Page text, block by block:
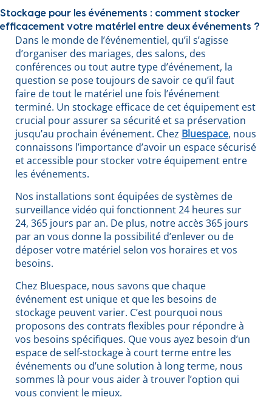
Stockage pour les événements : comment stocker
efficacement votre matériel entre deux événements ?
Dans le monde de l’événementiel, qu’il s’agisse
d’organiser des mariages, des salons, des
conférences ou tout autre type d’événement, la
question se pose toujours de savoir ce qu’il faut
faire de tout le matériel une fois l’événement
terminé. Un stockage efficace de cet équipement est
crucial pour assurer sa sécurité et sa préservation
jusqu’au prochain événement. Chez Bluespace, nous
connaissons l’importance d’avoir un espace sécurisé
et accessible pour stocker votre équipement entre
les événements.
Nos installations sont équipées de systèmes de
surveillance vidéo qui fonctionnent 24 heures sur
24, 365 jours par an. De plus, notre accès 365 jours
par an vous donne la possibilité d’enlever ou de
déposer votre matériel selon vos horaires et vos
besoins.
Chez Bluespace, nous savons que chaque
événement est unique et que les besoins de
stockage peuvent varier. C’est pourquoi nous
proposons des contrats flexibles pour répondre à
vos besoins spécifiques. Que vous ayez besoin d’un
espace de self-stockage à court terme entre les
événements ou d’une solution à long terme, nous
sommes là pour vous aider à trouver l’option qui
vous convient le mieux.